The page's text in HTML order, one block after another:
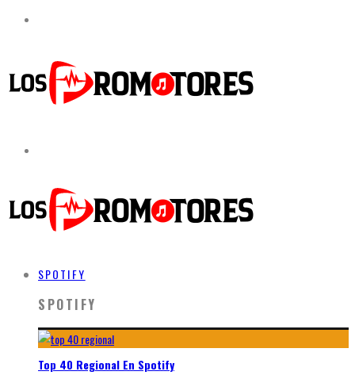
SPOTIFY
SPOTIFY
Top 40 Regional En Spotify